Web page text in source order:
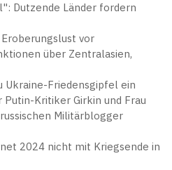
Dutzende Länder fordern
vor
über Zentralasien,
Ukraine-Friedensgipfel ein
Kritiker Girkin und Frau
Militärblogger
2024 nicht mit Kriegsende in